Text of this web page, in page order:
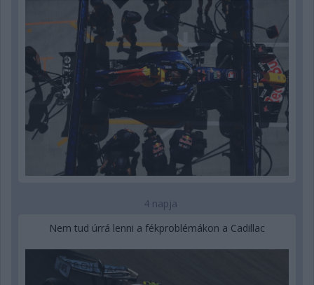
4 napja
Nem tud úrrá lenni a fékproblémákon a Cadillac